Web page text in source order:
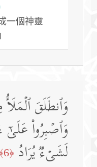
一個神靈
وَٱنطَلَقَ
وَٱصۡبِرُوا۟ عَلَىٰۤ
لَشَیۡءࣱ یُرَادُ ﴿6﴾